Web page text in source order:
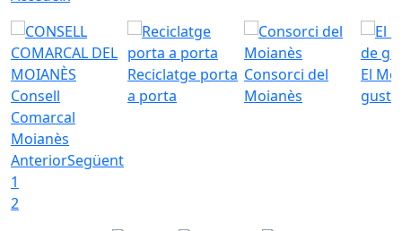
Consell
Comarcal
Moianès
Reciclatge porta
a porta
Consorci del
Moianès
El
gust
AnteriorSegüent
1
2